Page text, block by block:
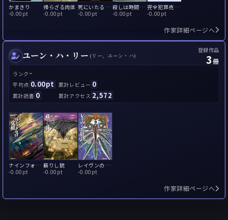
かまきり
-0.00pt
帰らざる肉体
-0.00pt
死にいたる芳香
-0.00pt
殺しは時間をかけて
-0.00pt
完全犯罪売ります
-0.00pt
作家詳細ページへ
ユーン・ハ・リー (リー、ユーン・ハ)
登録作品
3冊
ランク -
平均点 0.00pt 累計レビュー 0
累計読書 0 累計アクセス 2,572
ナインフォックスの覚醒
-0.00pt
蘇りし銃
-0.00pt
レイヴンの奸計
-0.00pt
作家詳細ページへ